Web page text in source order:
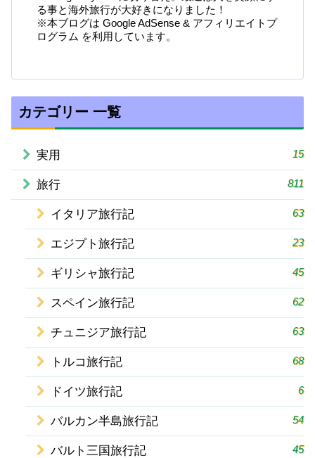
る事と海外旅行が大好きになりました！
※本ブログは Google AdSense & アフィリエイトプ
ログラム を利用しています。
カテゴリー 一覧
実用 15
旅行 811
イタリア旅行記 63
エジプト旅行記 23
ギリシャ旅行記 45
スペイン旅行記 62
チュニジア旅行記 63
トルコ旅行記 68
ドイツ旅行記 6
バルカン半島旅行記 54
バルト三国旅行記 45